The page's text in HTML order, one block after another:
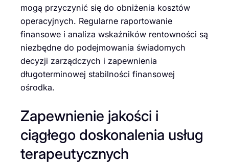
mogą przyczynić się do obniżenia kosztów
operacyjnych. Regularne raportowanie
finansowe i analiza wskaźników rentowności są
niezbędne do podejmowania świadomych
decyzji zarządczych i zapewnienia
długoterminowej stabilności finansowej
ośrodka.
Zapewnienie jakości i
ciągłego doskonalenia usług
terapeutycznych